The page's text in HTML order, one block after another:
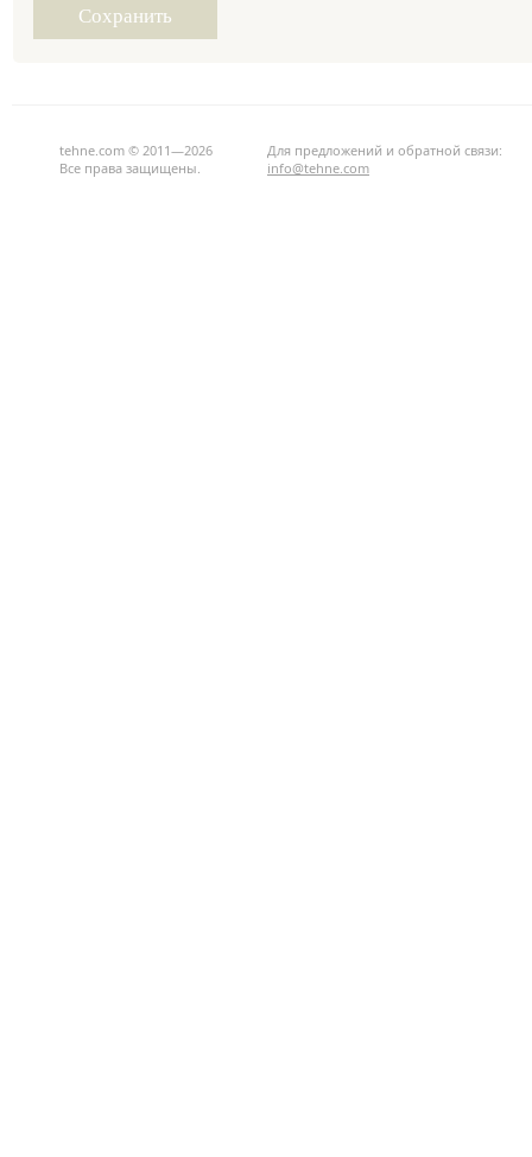
tehne.com © 2011—2026
Все права защищены.
Для предложений и обратной связи:
info@tehne.com